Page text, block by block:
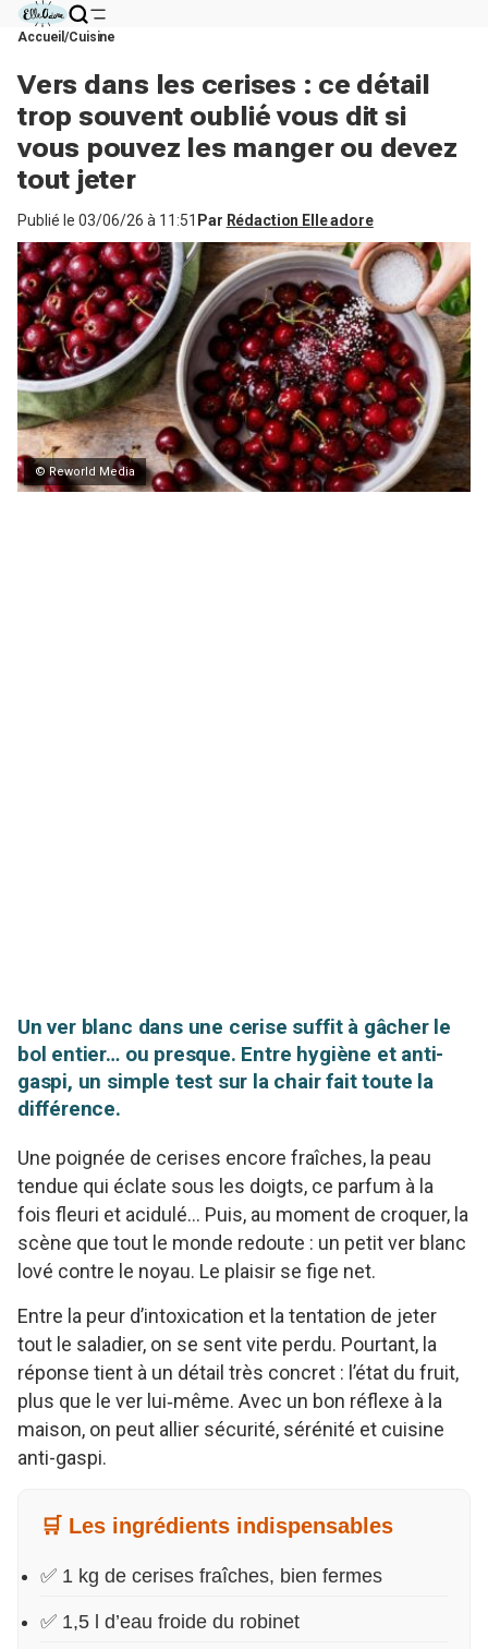
Accueil Cuisine
Vers dans les cerises : ce détail
trop souvent oublié vous dit si
vous pouvez les manger ou devez
tout jeter
Publié le 03/06/26 à 11:51 Par Rédaction Elle adore
© Reworld Media
Un ver blanc dans une cerise suffit à gâcher le
bol entier… ou presque. Entre hygiène et anti-
gaspi, un simple test sur la chair fait toute la
différence.
Une poignée de cerises encore fraîches, la peau
tendue qui éclate sous les doigts, ce parfum à la
fois fleuri et acidulé… Puis, au moment de croquer, la
scène que tout le monde redoute : un petit ver blanc
lové contre le noyau. Le plaisir se fige net.
Entre la peur d’intoxication et la tentation de jeter
tout le saladier, on se sent vite perdu. Pourtant, la
réponse tient à un détail très concret : l’état du fruit,
plus que le ver lui‑même. Avec un bon réflexe à la
maison, on peut allier sécurité, sérénité et cuisine
anti-gaspi.
🛒 Les ingrédients indispensables
✅ 1 kg de cerises fraîches, bien fermes
✅ 1,5 l d’eau froide du robinet